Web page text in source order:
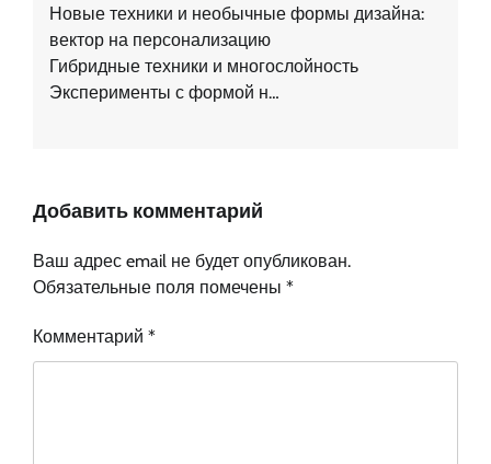
Новые техники и необычные формы дизайна:
вектор на персонализацию
Гибридные техники и многослойность
Эксперименты с формой н…
Добавить комментарий
Ваш адрес email не будет опубликован.
Обязательные поля помечены *
Комментарий *